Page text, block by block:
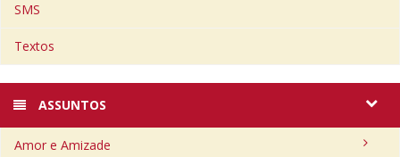
SMS
Textos
ASSUNTOS
Amor e Amizade